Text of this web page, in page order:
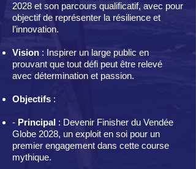
2028 et son parcours qualificatif, avec pour
objectif de représenter la résilience et
l’innovation.
Vision : Inspirer un large public en
prouvant que tout défi peut être relevé
avec détermination et passion.
Objectifs :
- Principal : Devenir Finisher du Vendée
Globe 2028, un exploit en soi pour un
premier engagement dans cette course
mythique.